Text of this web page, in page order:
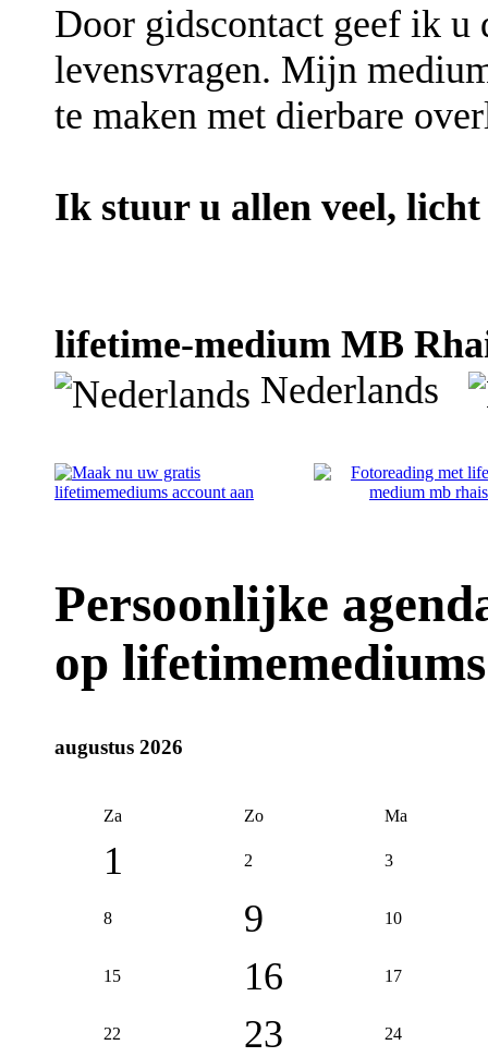
Door gidscontact geef ik
levensvragen. Mijn
te maken met dierbare
Ik stuur u allen veel, licht
lifetime-medium MB
Nederlands
Persoonlijke
op
augustus 2026
Za Zo Ma
1 2 3
8 9 10
15 16 17
22 23 24